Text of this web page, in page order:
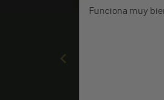
Funciona muy